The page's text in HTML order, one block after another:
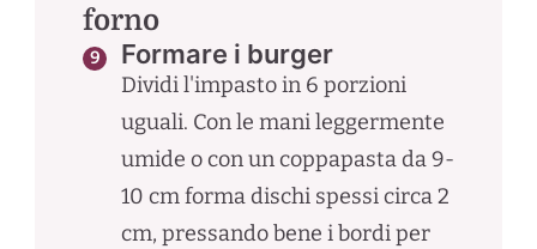
forno
Formare i burger
Dividi l'impasto in 6 porzioni
uguali. Con le mani leggermente
umide o con un coppapasta da 9-
10 cm forma dischi spessi circa 2
cm, pressando bene i bordi per